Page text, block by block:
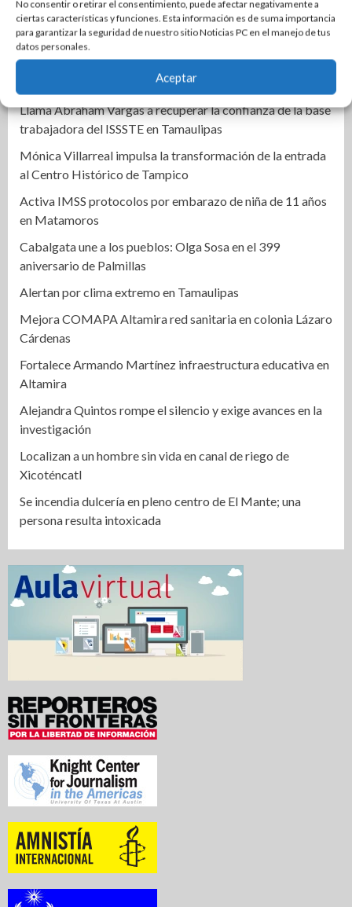
No consentir o retirar el consentimiento, puede afectar negativamente a
ciertas características y funciones. Esta información es de suma importancia
para garantizar la seguridad de nuestro sitio Noticias PC en el manejo de tus
datos personales.
Aceptar
certeza patrimonial a más familias de Tamaulipas
Ciudad Madero honra el legado inmortal de Roberto
Cantoral con una emotiva velada artística y cultural
Narro y De la Portilla cierran filas por Altamira
Llama Abraham Vargas a recuperar la confianza de la base
trabajadora del ISSSTE en Tamaulipas
Mónica Villarreal impulsa la transformación de la entrada
al Centro Histórico de Tampico
Activa IMSS protocolos por embarazo de niña de 11 años
en Matamoros
Cabalgata une a los pueblos: Olga Sosa en el 399
aniversario de Palmillas
Alertan por clima extremo en Tamaulipas
Mejora COMAPA Altamira red sanitaria en colonia Lázaro
Cárdenas
Fortalece Armando Martínez infraestructura educativa en
Altamira
Alejandra Quintos rompe el silencio y exige avances en la
investigación
Localizan a un hombre sin vida en canal de riego de
Xicoténcatl
Se incendia dulcería en pleno centro de El Mante; una
persona resulta intoxicada